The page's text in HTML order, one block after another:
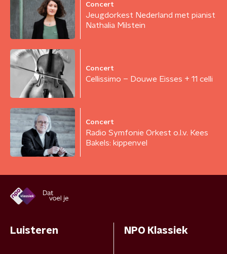
Concert
Jeugdorkest Nederland met pianist
Nathalia Milstein
Concert
Cellissimo – Douwe Eisses + 11 celli
Concert
Radio Symfonie Orkest o.l.v. Kees
Bakels: kippenvel
Luisteren NPO Klassiek